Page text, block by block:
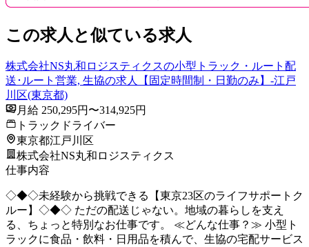
この求人と似ている求人
株式会社NS丸和ロジスティクスの小型トラック・ルート配
送･ルート営業, 生協の求人【固定時間制・日勤のみ】-江戸
川区(東京都)
月給 250,295円〜314,925円
トラックドライバー
東京都江戸川区
株式会社NS丸和ロジスティクス
仕事内容
◇◆◇未経験から挑戦できる【東京23区のライフサポートク
ルー】◇◆◇ ただの配送じゃない。地域の暮らしを支え
る、ちょっと特別なお仕事です。 ≪どんな仕事？≫ 小型ト
ラックに食品・飲料・日用品を積んで、生協の宅配サービス